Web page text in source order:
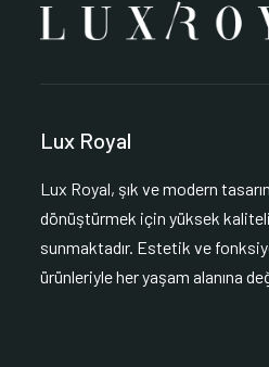
Lux Royal
Lux Royal, şık ve modern
dönüştürmek için yüksek
sunmaktadır. Estetik ve
ürünleriyle her yaşam alanına